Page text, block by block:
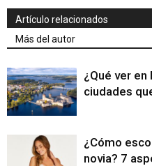
Artículo relacionados
Más del autor
¿Qué ver
ciudades
¿Cómo
novia? 7